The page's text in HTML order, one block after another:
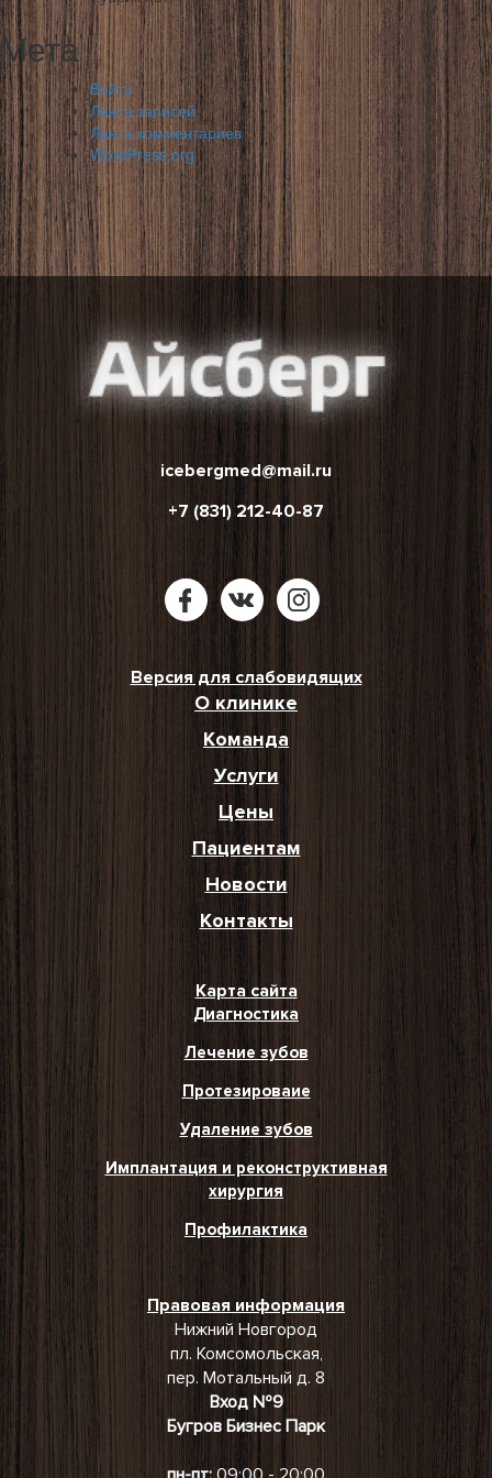
Мета
Войти
Лента записей
Лента комментариев
WordPress.org
icebergmed@mail.ru
+7 (831) 212-40-87
Версия для слабовидящих
О клинике
Команда
Услуги
Цены
Пациентам
Новости
Контакты
Карта сайта
Диагностика
Лечение зубов
Протезироваие
Удаление зубов
Имплантация и реконструктивная
хирургия
Профилактика
Правовая информация
Нижний Новгород
пл. Комсомольская,
пер. Мотальный д. 8
Вход №9
Бугров Бизнес Парк